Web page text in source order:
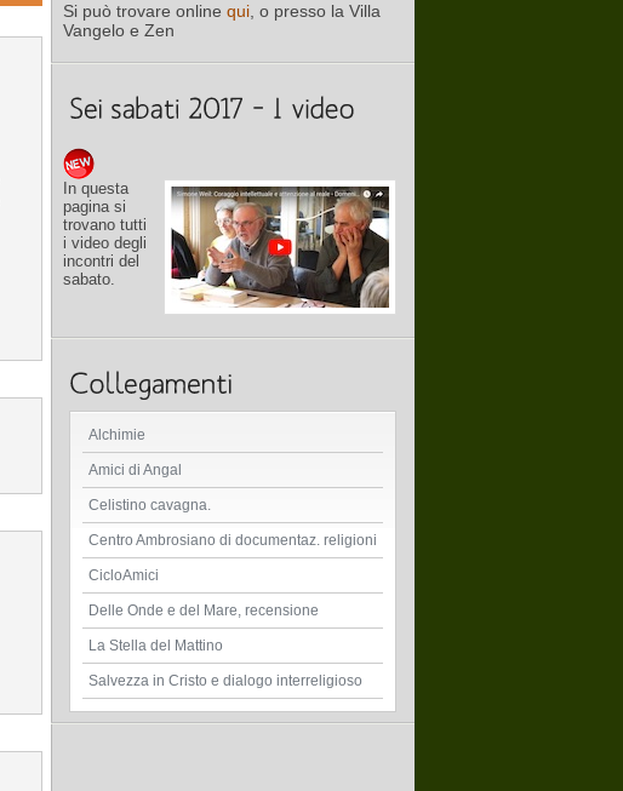
Si può trovare online qui , o presso la Villa
Vangelo e Zen
In questa
pagina si
trovano tutti
i video degli
incontri del
sabato.
Alchimie
Amici di Angal
Celistino cavagna.
Centro Ambrosiano di documentaz. religioni
CicloAmici
Delle Onde e del Mare, recensione
La Stella del Mattino
Salvezza in Cristo e dialogo interreligioso